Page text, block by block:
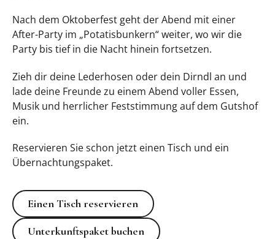
Nach dem Oktoberfest geht der Abend mit einer
After-Party im „Potatisbunkern“ weiter, wo wir die
Party bis tief in die Nacht hinein fortsetzen.
Zieh dir deine Lederhosen oder dein Dirndl an und
lade deine Freunde zu einem Abend voller Essen,
Musik und herrlicher Feststimmung auf dem Gutshof
ein.
Reservieren Sie schon jetzt einen Tisch und ein
Übernachtungspaket.
Einen Tisch reservieren
Einen Tisch reservieren
Unterkunftspaket buchen
Unterkunftspaket buchen